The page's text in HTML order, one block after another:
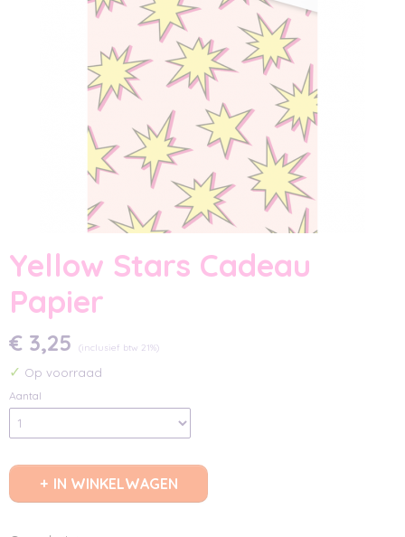
Yellow Stars Cadeau
Papier
€ 3,25 (inclusief btw 21%)
✓ Op voorraad
Aantal
IN WINKELWAGEN